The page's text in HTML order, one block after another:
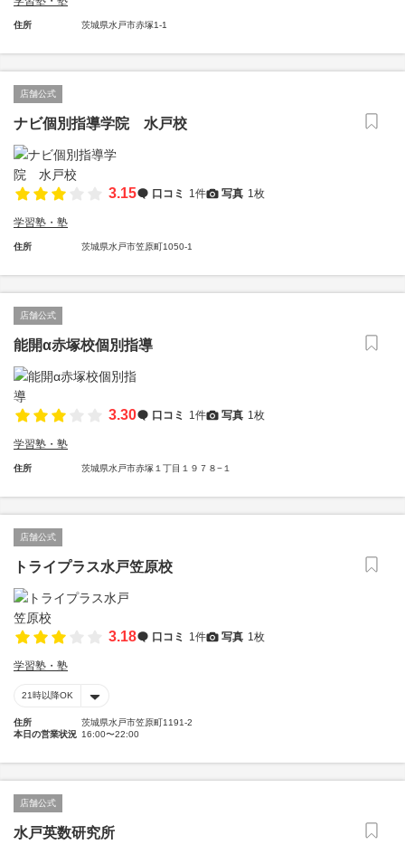
住所 茨城県水戸市赤塚1-1
店舗公式
ナビ個別指導学院 水戸校
3.15 口コミ 1件 写真 1枚
学習塾・塾
住所 茨城県水戸市笠原町1050-1
店舗公式
能開α赤塚校個別指導
3.30 口コミ 1件 写真 1枚
学習塾・塾
住所 茨城県水戸市赤塚１丁目１９７８−１
店舗公式
トライプラス水戸笠原校
3.18 口コミ 1件 写真 1枚
学習塾・塾
21時以降OK
住所
茨城県水戸市笠原町1191-2
本日の営業状況 16:00〜22:00
店舗公式
水戸英数研究所